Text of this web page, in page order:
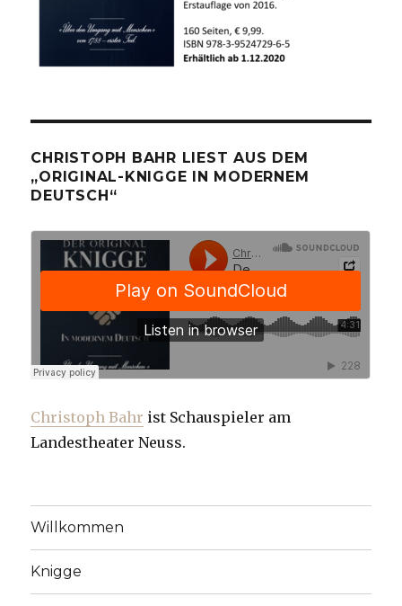
CHRISTOPH BAHR LIEST AUS DEM
„ORIGINAL-KNIGGE IN MODERNEM
DEUTSCH“
Christoph Bahr ist Schauspieler am
Landestheater Neuss.
Willkommen
Knigge